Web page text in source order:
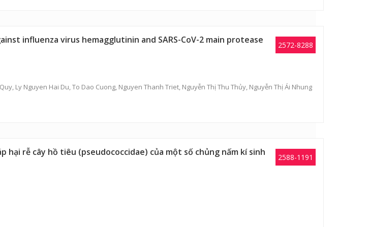
2572-8288
influenza virus hemagglutinin and SARS-CoV-2 main protease
Ly Nguyen Hai Du, To Dao Cuong, Nguyen Thanh Triet, Nguyễn Thị Thu Thủy, Nguyễn Thị Ái Nhung
2588-1191
hại rễ cây hồ tiêu (pseudococcidae) của một số chủng nấm kí sinh